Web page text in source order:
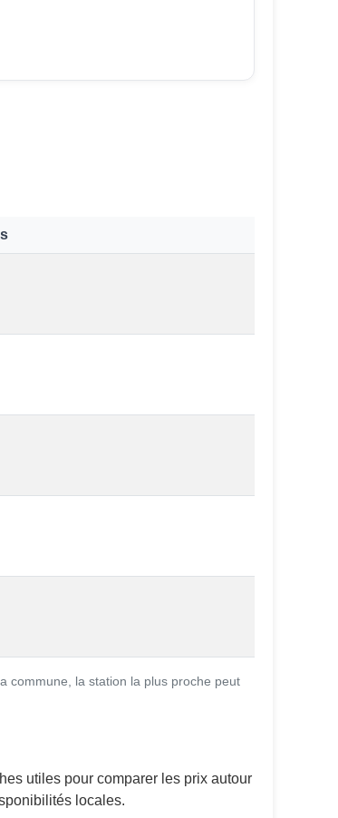
commune, la station la plus proche peut
utiles pour comparer les prix autour
locales.